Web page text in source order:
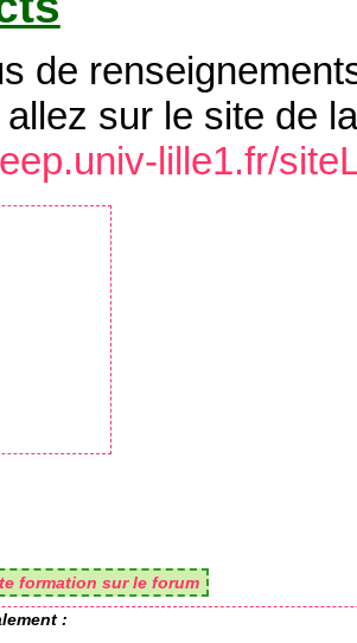
de
sur le site de
lille1.fr/
formation sur le forum
: